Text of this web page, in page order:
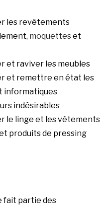
les revêtements
moquetteset
et raviver les meubles
et remettre en état les
informatiques
indésirables
le linge et les vêtements
produits de pressing
fait partie des